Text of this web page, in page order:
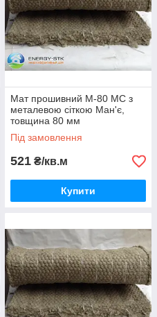
Мат прошивний М-80 МС з
металевою сіткою Ман'є,
товщина 80 мм
Під замовлення
521 ₴/кв.м
Купити